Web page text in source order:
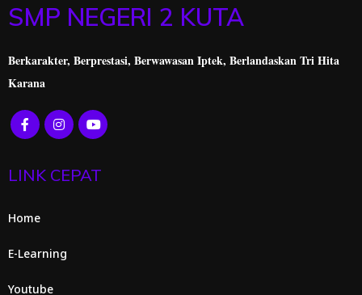
SMP NEGERI 2 KUTA
Berkarakter, Berprestasi, Berwawasan Iptek, Berlandaskan Tri Hita
Karana
LINK CEPAT
Home
E-Learning
Youtube